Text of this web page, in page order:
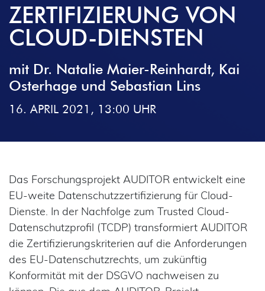
ZERTIFIZIERUNG VON
CLOUD-DIENSTEN
mit Dr. Natalie Maier-Reinhardt, Kai
Osterhage und Sebastian Lins
16. APRIL 2021, 13:00 UHR
Das Forschungsprojekt AUDITOR entwickelt eine
EU-weite Datenschutzzertifizierung für Cloud-
Dienste. In der Nachfolge zum Trusted Cloud-
Datenschutzprofil (TCDP) transformiert AUDITOR
die Zertifizierungskriterien auf die Anforderungen
des EU-Datenschutzrechts, um zukünftig
Konformität mit der DSGVO nachweisen zu